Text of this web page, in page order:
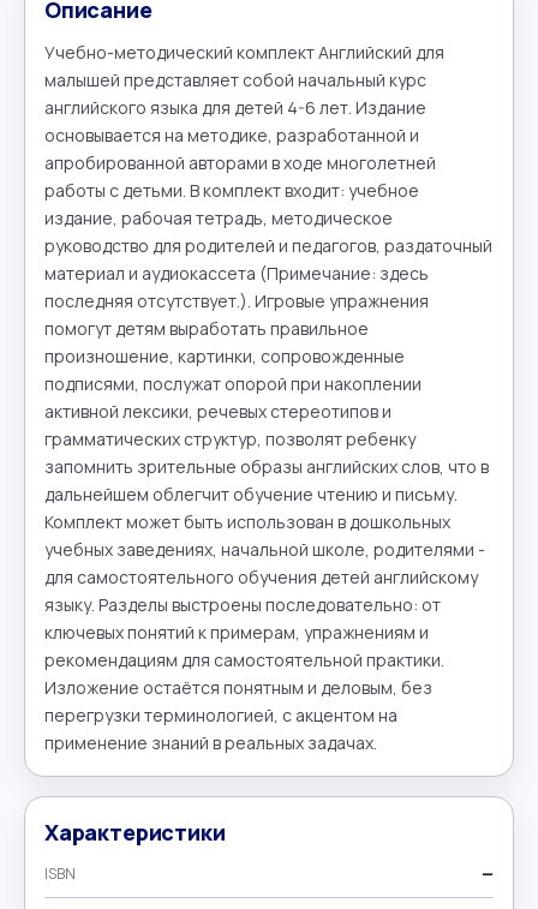
Описание
Учебно-методический комплект Английский для
малышей представляет собой начальный курс
английского языка для детей 4-6 лет. Издание
основывается на методике, разработанной и
апробированной авторами в ходе многолетней
работы с детьми. В комплект входит: учебное
издание, рабочая тетрадь, методическое
руководство для родителей и педагогов, раздаточный
материал и аудиокассета (Примечание: здесь
последняя отсутствует.). Игровые упражнения
помогут детям выработать правильное
произношение, картинки, сопровожденные
подписями, послужат опорой при накоплении
активной лексики, речевых стереотипов и
грамматических структур, позволят ребенку
запомнить зрительные образы английских слов, что в
дальнейшем облегчит обучение чтению и письму.
Комплект может быть использован в дошкольных
учебных заведениях, начальной школе, родителями -
для самостоятельного обучения детей английскому
языку. Разделы выстроены последовательно: от
ключевых понятий к примерам, упражнениям и
рекомендациям для самостоятельной практики.
Изложение остаётся понятным и деловым, без
перегрузки терминологией, с акцентом на
применение знаний в реальных задачах.
Характеристики
ISBN —